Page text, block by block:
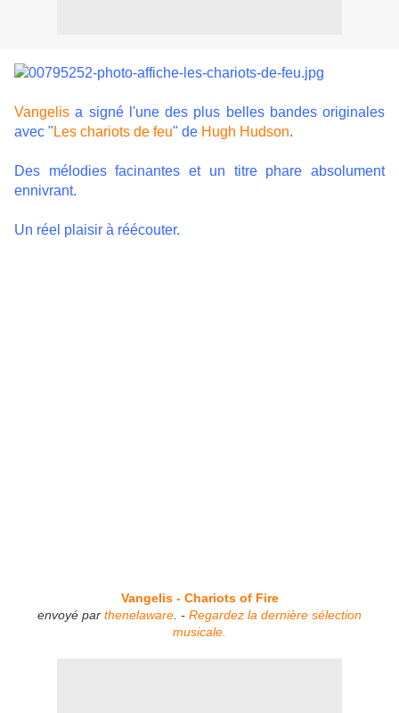
Vangelis a signé l'une des plus belles bandes originales
avec " Les chariots de feu" de Hugh Hudson.
Des mélodies facinantes et un titre phare absolument
ennivrant.
Un réel plaisir à réécouter.
Vangelis - Chariots of Fire
envoyé par thenelaware . - Regardez la dernière sélection
musicale.